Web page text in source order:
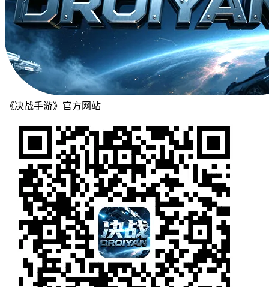
《决战手游》官方网站